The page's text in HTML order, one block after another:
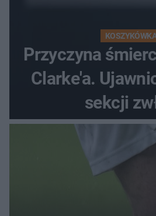
KOSZYKÓWKA
Przyczyna
Clarke'a.
sekcji